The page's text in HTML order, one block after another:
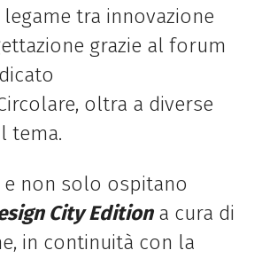
tra innovazione
grazie al forum
oltra a diverse
tema.
non solo ospitano
City Editiona cura di
in continuità con la